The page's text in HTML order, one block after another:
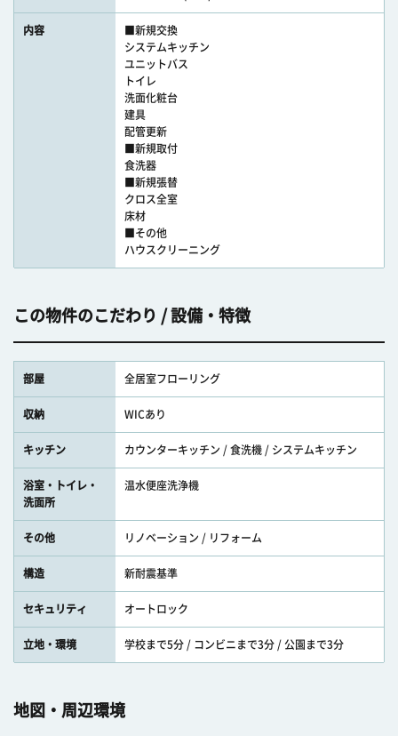
内容
■新規交換
システムキッチン
ユニットバス
トイレ
洗面化粧台
建具
配管更新
■新規取付
食洗器
■新規張替
クロス全室
床材
■その他
ハウスクリーニング
この物件のこだわり / 設備・特徴
部屋 全居室フローリング
収納 WICあり
キッチン カウンターキッチン / 食洗機 / システムキッチン
浴室・トイレ・
洗面所
温水便座洗浄機
その他 リノベーション / リフォーム
構造 新耐震基準
セキュリティ オートロック
立地・環境 学校まで5分 / コンビニまで3分 / 公園まで3分
地図・周辺環境